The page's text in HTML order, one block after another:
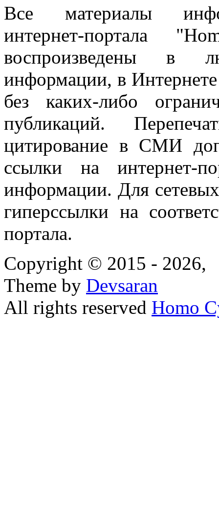
Все материалы
интернет-портала
воспроизведены в
информации, в
без каких-либо
публикаций.
цитирование в СМИ
ссылки на интернет-
информации. Для
гиперссылки на
портала.
Copyright © 2015 - 2026,
Theme by Devsaran
All rights reserved Homo